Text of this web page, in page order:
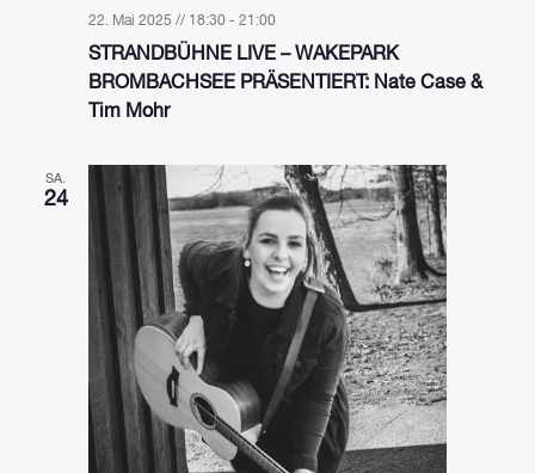
STRANDBÜHNE LIVE – WAKEPARK
BROMBACHSEE PRÄSENTIERT: Nate Case &
Tim Mohr
22. Mai 2025 // 18:30 - 21:00
SA.
24